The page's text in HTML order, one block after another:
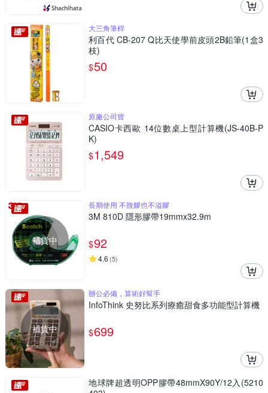
大三角筆桿
利百代 CB-207 Q比天使學前皮頭2B鉛筆(1盒3
枝)
$50
原廠公司貨
CASIO卡西歐 14位數桌上型計算機(JS-40B-P
K)
$1,549
補貨中
長期使用 不脫膠也不溢膠
3M 810D 隱形膠帶19mmx32.9m
$92
4.6 (5)
補貨中
辦公必備，算術好幫手
InfoThink 史努比系列療癒甜食多功能型計算機
$699
地球牌超透明OPP膠帶48mmX90Y/12入(5210